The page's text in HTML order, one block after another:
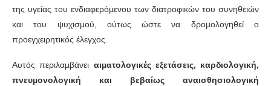
της υγείας του ενδιαφερόµενου των διατροφικών του συνηθειών
και του ψυχισµού, ούτως ώστε να δροµολογηθεί ο
προεγχειρητικός έλεγχος.
Αυτός περιλαµβάνει αιµατολογικές εξετάσεις, καρδιολογική,
πνευµονολογική και βεβαίως αναισθησιολογική